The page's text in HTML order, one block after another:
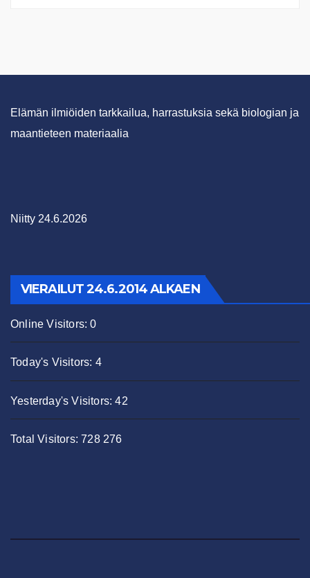
Elämän ilmiöiden tarkkailua, harrastuksia sekä biologian ja
maantieteen materiaalia
Niitty 24.6.2026
VIERAILUT 24.6.2014 ALKAEN
Online Visitors:0
Today's Visitors: 4
Yesterday's Visitors:42
Total Visitors:728 276